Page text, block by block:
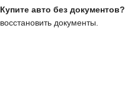
Купите авто без документов?
восстановить документы.